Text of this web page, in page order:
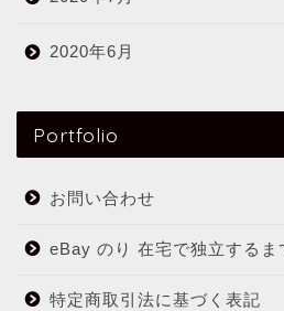
2020年6月
Portfolio
お問い合わせ
eBay のり 在宅で独立するま
特定商取引法に基づく表記